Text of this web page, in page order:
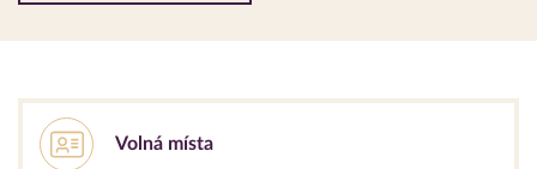
Volná místa